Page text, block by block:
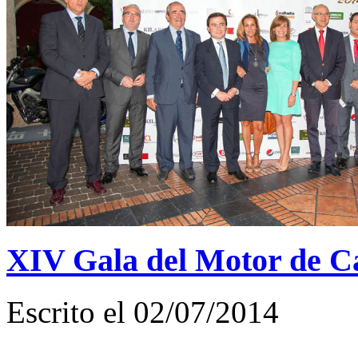
XIV Gala del Motor de
Escrito el 02/07/2014